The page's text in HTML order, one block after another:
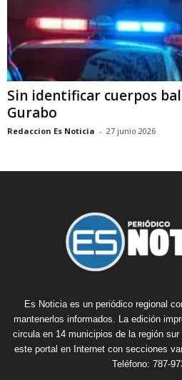
Sin identificar cuerpos
Gurabo
Redaccion Es Noticia - 27 junio 2026
Es Noticia es un periódico regional
mantenerlos informados. La edición
circula en 14 municipios de la región
este portal en Internet con secciones
Teléfono: 787-